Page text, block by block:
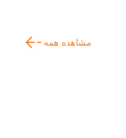
مشاهده همه